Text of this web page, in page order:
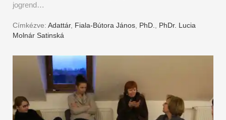
jogrend…
Címkézve: Adattár, Fiala-Bútora János, PhD., PhDr. Lucia
Molnár Satinská